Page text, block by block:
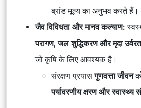
ब्रांड मूल्य का अनुभव करते हैं।
जैव विविधता और मानव कल्याण:
परागण, जल शुद्धिकरण और मृदा
जो कृषि के लिए आवश्यक है।
संरक्षण प्रयासगुणवत्ता जीवन
पर्यावरणीय क्षरण और स्वास्थ्य